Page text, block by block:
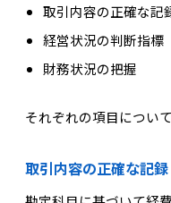
取引内容の正確な記
経営状況の判断指標
財務状況の把握
それぞれの項目につい
取引内容の正確な記録